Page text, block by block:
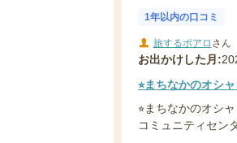
1年以内の口コミ
旅するポアロ さん
お出かけした月:
⭐︎まちなかのオシ
⭐︎まちなかのオシ
コミュニティセン